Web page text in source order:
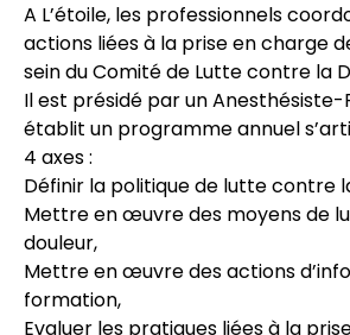
A L’étoile, les professionnels
actions liées à la prise en charge
sein du Comité de Lutte contre la
Il est présidé par un
établit un programme annuel
4 axes :
Définir la politique de lutte contre
Mettre en œuvre des moyens de
douleur,
Mettre en œuvre des actions
formation,
Evaluer les pratiques liées à la